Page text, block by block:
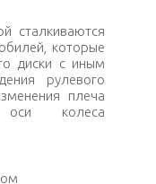
сталкиваются
которые
диски с иным
рулевого
плеча
оси колеса